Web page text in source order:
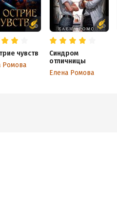
чувств
Ромова
Синдром
отличницы
Елена Ромова